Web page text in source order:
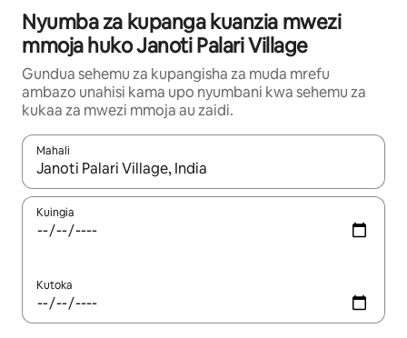
Nyumba za kupanga kuanzia mwezi
mmoja huko Janoti Palari Village
Gundua sehemu za kupangisha za muda mrefu
ambazo unahisi kama upo nyumbani kwa sehemu za
kukaa za mwezi mmoja au zaidi.
Mahali
Wakati matokeo yanapatikana, vinjari kwa kutumia vitufe vya
Kuingia
Kutoka